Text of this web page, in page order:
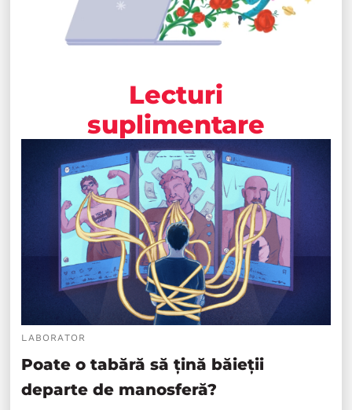
Lecturi
suplimentare
LABORATOR
Poate o tabără să țină băieții
departe de manosferă?